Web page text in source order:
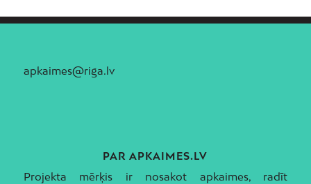
apkaimes@riga.lv
PAR APKAIMES.LV
Projekta mērķis ir nosakot apkaimes, radīt